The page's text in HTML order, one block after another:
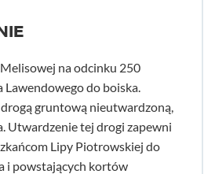
na odcinku 250
do boiska.
gruntową nieutwardzoną,
Utwardzenie tej drogi zapewni
Lipy Piotrowskiej do
i powstających kortów